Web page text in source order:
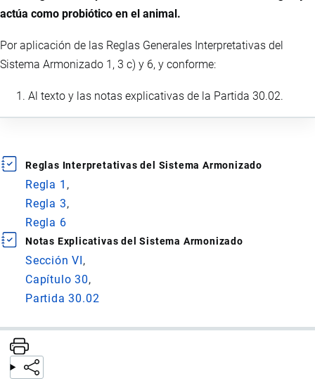
actúa como probiótico en el animal.
Por aplicación de las Reglas Generales Interpretativas del
Sistema Armonizado 1, 3 c) y 6, y conforme:
Al texto y las notas explicativas de la Partida 30.02.
Reglas Interpretativas del Sistema Armonizado
Regla 1
Regla 3
Regla 6
Notas Explicativas del Sistema Armonizado
Sección VI
Capítulo 30
Partida 30.02